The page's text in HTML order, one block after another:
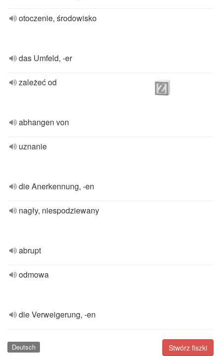
otoczenie, środowisko
das Umfeld, -er
zależeć od
abhangen von
uznanie
die Anerkennung, -en
nagły, niespodziewany
abrupt
odmowa
die Verweigerung, -en
Stwórz fiszki
Deutsch